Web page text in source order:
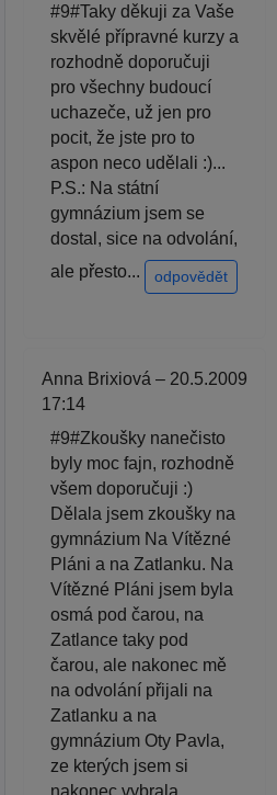
#9#Taky děkuji za Vaše
skvělé přípravné kurzy a
rozhodně doporučuji
pro všechny budoucí
uchazeče, už jen pro
pocit, že jste pro to
aspon neco udělali :)...
P.S.: Na státní
gymnázium jsem se
dostal, sice na odvolání,
ale přesto...
odpovědět
Anna Brixiová – 20.5.2009
17:14
#9#Zkoušky nanečisto
byly moc fajn, rozhodně
všem doporučuji :)
Dělala jsem zkoušky na
gymnázium Na Vítězné
Pláni a na Zatlanku. Na
Vítězné Pláni jsem byla
osmá pod čarou, na
Zatlance taky pod
čarou, ale nakonec mě
na odvolání přijali na
Zatlanku a na
gymnázium Oty Pavla,
ze kterých jsem si
nakonec vybrala